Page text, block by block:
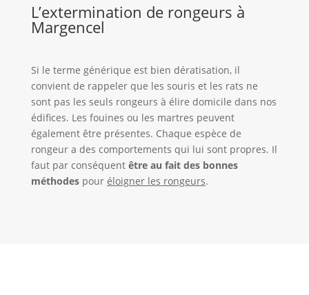
L’extermination de rongeurs à
Margencel
Si le terme générique est bien dératisation, il
convient de rappeler que les souris et les rats ne
sont pas les seuls rongeurs à élire domicile dans nos
édifices. Les fouines ou les martres peuvent
également être présentes. Chaque espèce de
rongeur a des comportements qui lui sont propres. Il
faut par conséquent être au fait des bonnes
méthodespour éloigner les rongeurs.